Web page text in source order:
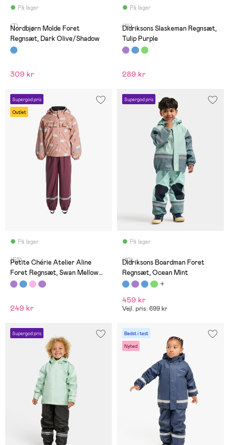
På lager
(7)
Nordbjørn Molde Foret
Regnsæt, Dark Olive/Shadow
309 kr
På lager
(14)
Didriksons Slaskeman Regnsæt,
Tulip Purple
289 kr
Supergod pris
Outlet
På lager
(52)
Petite Chérie Atelier Aline
Foret Regnsæt, Swan Mellow
Rose
249 kr
Supergod pris
På lager
(10)
Didriksons Boardman Foret
Regnsæt, Ocean Mint
459 kr
Vejl. pris: 699 kr
Supergod pris Bedst i test
Nyhed